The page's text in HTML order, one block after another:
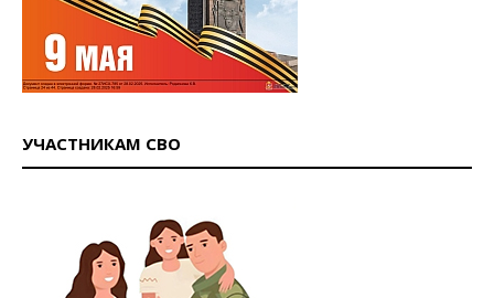
УЧАСТНИКАМ СВО